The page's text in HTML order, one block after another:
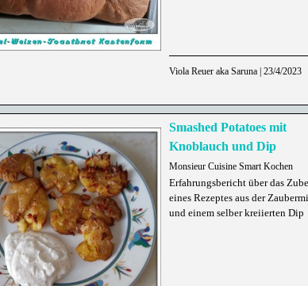
Viola Reuer aka Saruna| 23/4/2023
Smashed Potatoes mit
Knoblauch und Dip
Monsieur Cuisine Smart Kochen
Erfahrungsbericht über das
eines Rezeptes aus der
und einem selber kreiierten Dip